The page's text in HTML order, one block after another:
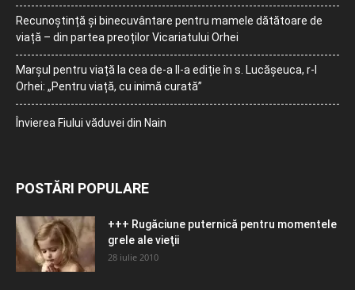
Recunoștință și binecuvântare pentru mamele dătătoare de
viață – din partea preoților Vicariatului Orhei
Marșul pentru viață la cea de-a II-a ediție în s. Lucășeuca, r-l
Orhei: „Pentru viață, cu inimă curată”
Învierea Fiului văduvei din Nain
POSTĂRI POPULARE
+++ Rugăciune puternică pentru momentele
grele ale vieţii
28 iulie 2010